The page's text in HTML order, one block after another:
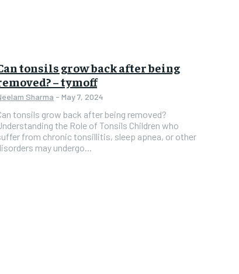
tonsils grow back after being
– tymoff
Sharma - May 7, 2024
tonsils grow back after being removed?
the Role of Tonsils Children who
from chronic tonsillitis, sleep apnea, or other
may undergo...